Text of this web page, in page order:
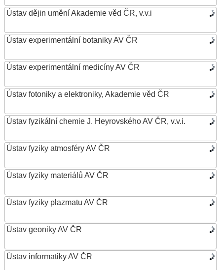
Ústav dějin umění Akademie věd ČR, v.v.i
Ústav experimentální botaniky AV ČR
Ústav experimentální medicíny AV ČR
Ústav fotoniky a elektroniky, Akademie věd ČR
Ústav fyzikální chemie J. Heyrovského AV ČR, v.v.i.
Ústav fyziky atmosféry AV ČR
Ústav fyziky materiálů AV ČR
Ústav fyziky plazmatu AV ČR
Ústav geoniky AV ČR
Ústav informatiky AV ČR